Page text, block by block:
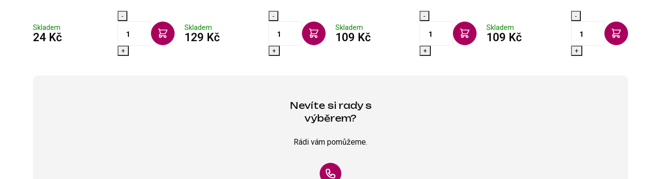
každý malý čaroděj nebo čarodějnice cítí…
Skladem
24 Kčs DPH
-
+
Skladem
129 Kčs DPH
-
+
oslavy narozenin. Průměr: 43 cm Obsah
Skladem
109 Kčs DPH
-
+
Obsah balení: 1ks Vybraný balónek Vám
Skladem
109 Kčs DPH
-
+
Nevíte si rady s
výběrem?
Rádi vám pomůžeme.